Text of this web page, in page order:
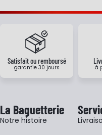
Satisfait ou remboursé
garantie 30 jours à
La Baguetterie
Notre histoire